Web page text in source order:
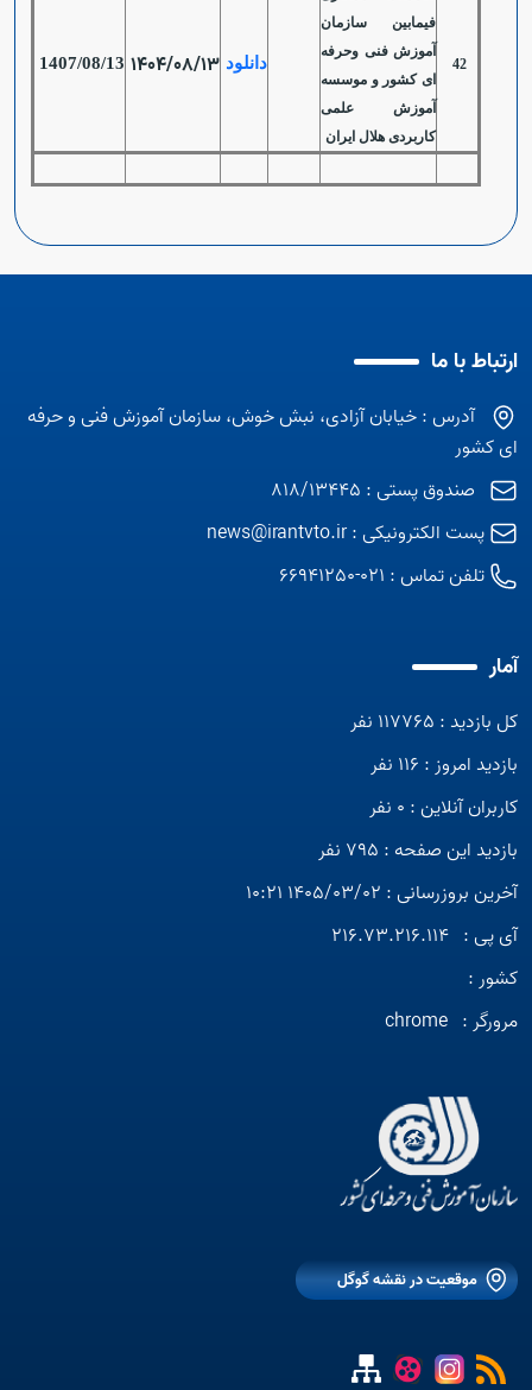
42
فیمابین سازمان
آموزش فنی وحرفه
ای کشور و موسسه
آموزش علمی
کاربردی هلال ایران
دانلود 1404/08/13
1407/08/13
ارتباط با ما
آدرس : خیابان آزادی، نبش خوش، سازمان آموزش فنی و حرفه
ای کشور
صندوق پستی : 818/13445
پست الکترونیکی :news@irantvto.ir
تلفن تماس : 021-66941250
آمار
کل بازدید : 117765 نفر
بازدید امروز : 116 نفر
کاربران آنلاین : 0 نفر
بازدید این صفحه : 795 نفر
آخرین بروزرسانی : 1405/03/02 10:21
آی پی : 216.73.216.114
کشور :
مرورگر : chrome
موقعیت در نقشه گوگل